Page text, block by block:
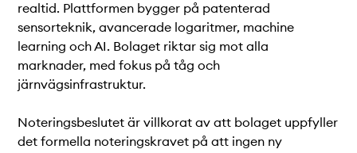
realtid. Plattformen bygger på patenterad
sensorteknik, avancerade logaritmer, machine
learning och AI. Bolaget riktar sig mot alla
marknader, med fokus på tåg och
järnvägsinfrastruktur.
Noteringsbeslutet är villkorat av att bolaget uppfyller
det formella noteringskravet på att ingen ny